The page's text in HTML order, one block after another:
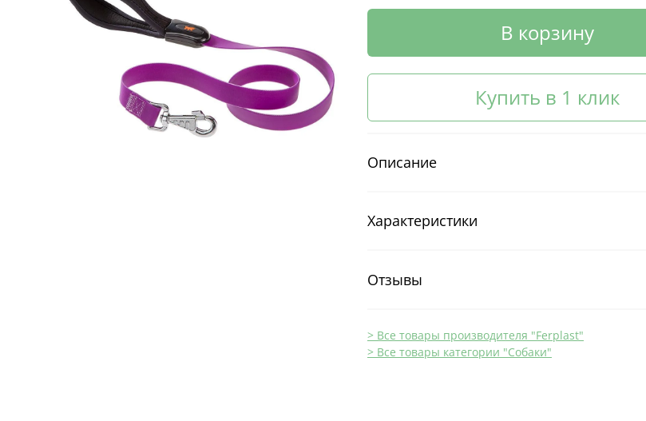
В корзину
Купить в 1 клик
Описание
Характеристики
Отзывы
> Все товары производителя "Ferplast"
> Все товары категории "Собаки"